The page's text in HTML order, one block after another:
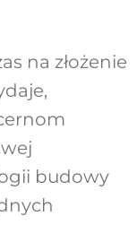
na złożenie
budowy